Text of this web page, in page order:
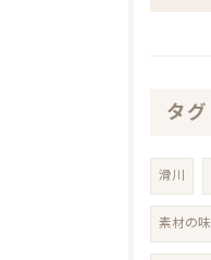
タグ
滑川
素材の味